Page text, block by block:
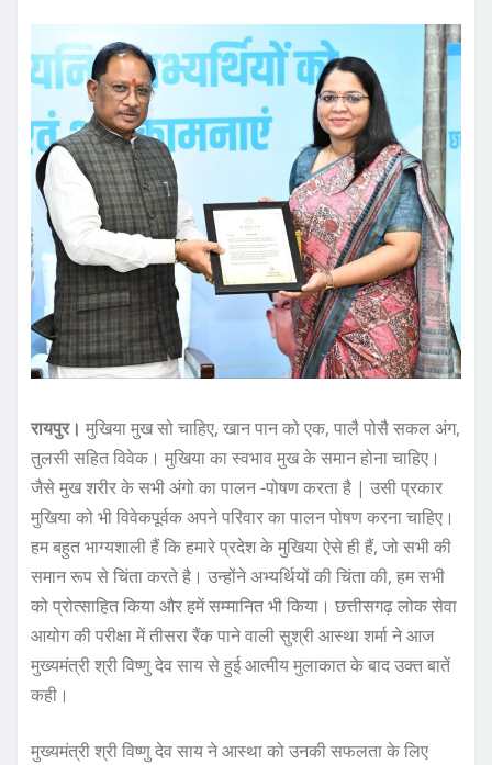
रायपुर। मुखिया मुख सो चाहिए, खान पान को एक, पालै पोसै सकल अंग,
तुलसी सहित विवेक। मुखिया का स्वभाव मुख के समान होना चाहिए।
जैसे मुख शरीर के सभी अंगो का पालन -पोषण करता है | उसी प्रकार
मुखिया को भी विवेकपूर्वक अपने परिवार का पालन पोषण करना चाहिए।
हम बहुत भाग्यशाली हैं कि हमारे प्रदेश के मुखिया ऐसे ही हैं, जो सभी की
समान रूप से चिंता करते है। उन्होंने अभ्यर्थियों की चिंता की, हम सभी
को प्रोत्साहित किया और हमें सम्मानित भी किया। छत्तीसगढ़ लोक सेवा
आयोग की परीक्षा में तीसरा रैंक पाने वाली सुश्री आस्था शर्मा ने आज
मुख्यमंत्री श्री विष्णु देव साय से हुई आत्मीय मुलाकात के बाद उक्त बातें
कही।
मुख्यमंत्री श्री विष्णु देव साय ने आस्था को उनकी सफलता के लिए